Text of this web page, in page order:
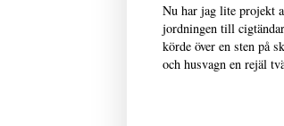
Nu har jag lite projekt
jordningen till
körde över en sten på
och husvagn en rejäl